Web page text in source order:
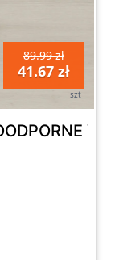
89.99 zł
41.67 zł
szt